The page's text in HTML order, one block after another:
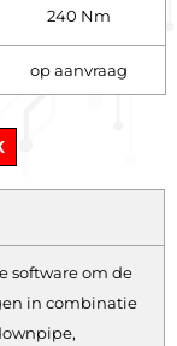
240 Nm
op aanvraag
software om de
in combinatie